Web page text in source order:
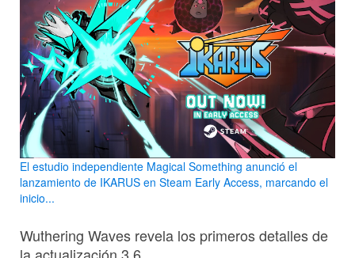
El estudio independiente Magical Something anunció el
lanzamiento de IKARUS en Steam Early Access, marcando el
inicio...
Wuthering Waves revela los primeros detalles de